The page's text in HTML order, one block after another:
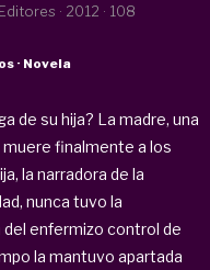
· 2012 · 108
· Novela
de su hija? La madre, una
muere finalmente a los
la narradora de la
nunca tuvo la
del enfermizo control de
la mantuvo apartada